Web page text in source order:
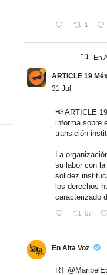
1
En
ARTICLE 19
31 Jul
📢 ARTICLE
informa sobre
transición
La
su labor con la
solidez
los derechos
caracterizado
67
En Alta Voz
RT